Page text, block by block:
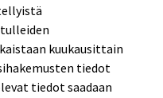
kuukausittain
tiedot
tiedot saadaan